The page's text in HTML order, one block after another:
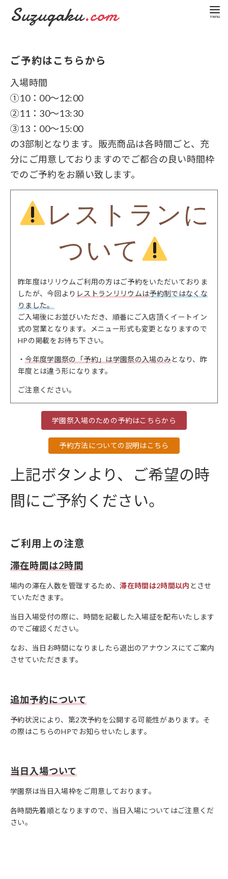
Suzugaku.com
ご予約はこちらから
入場時間
①10：00～12:00
②11：30～13:30
③13：00～15:00
の3部制となります。販売商品は各時間ごと、充
分にご用意しておりますのでご都合の良い時間枠
でのご予約をお願い致します。
レストランに
ついて
昨年度はリリウムご利用の方はご予約をいただいておりま
したが、今回より レストランリリウムは予約制ではなくな
りました。
ご入場後にお並びいただき、順番にご入店頂くイートイン
式の営業となります。メニュー形式も変更となりますので
HPの掲載をお待ち下さい。
・今年度学園祭の「予約」は学園祭の入場のみとなり、昨
年度とは違う形になります。
ご注意ください。
学園祭入場のための予約はこちらから
予約方法についての説明はこちら
上記ボタンより、ご希望の時
間にご予約ください。
ご利用上の注意
滞在時間は2時間
場内の滞在人数を管理するため、滞在時間は2時間以内 とさせ
ていただきます。
当日入場受付の際に、時間を記載した入場証を配布いたします
のでご確認ください。
なお、当日お時間になりましたら退出のアナウンスにてご案内
させていただきます。
追加予約について
予約状況により、第2次予約を公開する可能性があります。そ
の際はこちらのHPでお知らせいたします。
当日入場ついて
学園祭は当日入場枠をご用意しております。
各時間先着順となりますので、当日入場についてはご注意くだ
さい。